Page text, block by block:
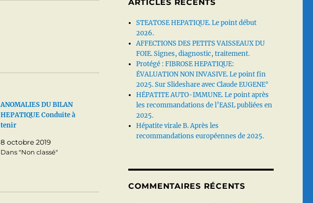
ANOMALIES DU BILAN
HEPATIQUE Conduite à
tenir
8 octobre 2019
Dans "Non classé"
ARTICLES RÉCENTS
STEATOSE HEPATIQUE. Le point début
2026.
AFFECTIONS DES PETITS VAISSEAUX DU
FOIE. Signes, diagnostic, traitement.
Protégé : FIBROSE HEPATIQUE:
ÉVALUATION NON INVASIVE. Le point fin
2025. Sur Slideshare avec Claude EUGENE°
HÉPATITE AUTO-IMMUNE. Le point après
les recommandations de l’EASL publiées en
2025.
Hépatite virale B. Après les
recommandations européennes de 2025.
COMMENTAIRES RÉCENTS